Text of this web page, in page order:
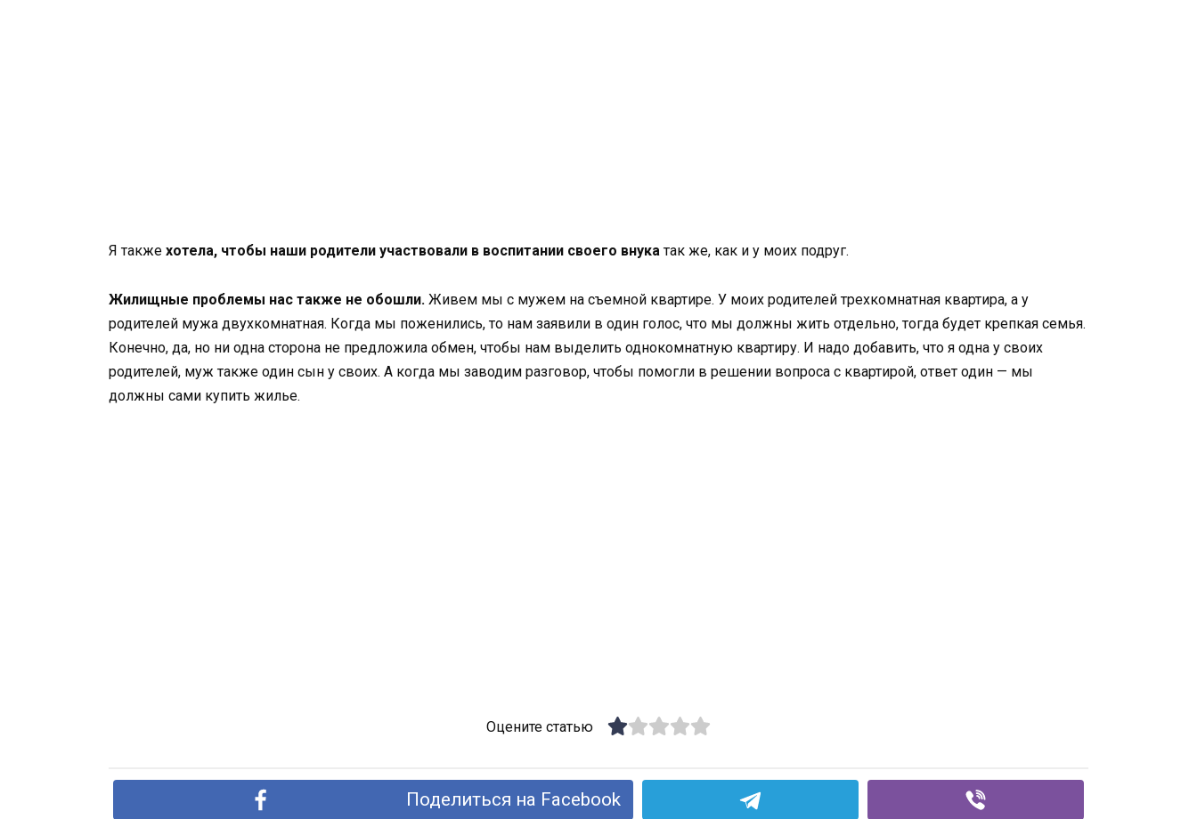
Я также хотела, чтобы наши родители участвовали в воспитании своего внука так же, как и у моих подруг.
Жилищные проблемы нас также не обошли. Живем мы с мужем на съемной квартире. У моих родителей трехкомнатная квартира, а у
родителей мужа двухкомнатная. Когда мы поженились, то нам заявили в один голос, что мы должны жить отдельно, тогда будет крепкая семья.
Конечно, да, но ни одна сторона не предложила обмен, чтобы нам выделить однокомнатную квартиру. И надо добавить, что я одна у своих
родителей, муж также один сын у своих. А когда мы заводим разговор, чтобы помогли в решении вопроса с квартирой, ответ один — мы
должны сами купить жилье.
Оцените статью
Поделиться на Facebook